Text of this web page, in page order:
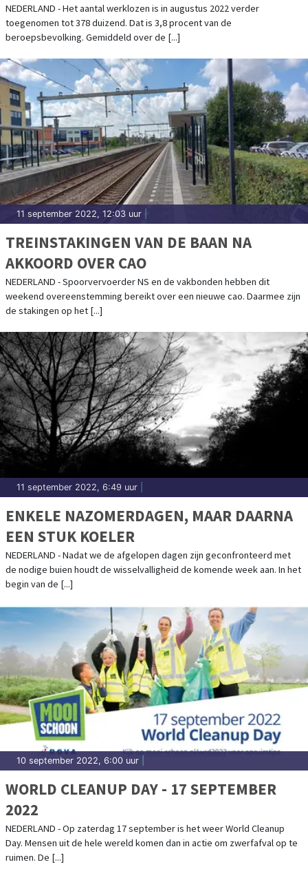
NEDERLAND - Het aantal werklozen is in augustus 2022 verder
toegenomen tot 378 duizend. Dat is 3,8 procent van de
beroepsbevolking. Gemiddeld over de [...]
11 september 2022, 12:03 uur
TREINSTAKINGEN VAN DE BAAN NA
AKKOORD OVER CAO
NEDERLAND - Spoorvervoerder NS en de vakbonden hebben dit
weekend overeenstemming bereikt over een nieuwe cao. Daarmee zijn
de stakingen op het [...]
11 september 2022, 6:49 uur
ENKELE NAZOMERDAGEN, MAAR DAARNA
EEN STUK KOELER
NEDERLAND - Nadat we de afgelopen dagen zijn geconfronteerd met
de nodige buien houdt de wisselvalligheid de komende week aan. In het
begin van de [...]
10 september 2022, 6:00 uur
WORLD CLEANUP DAY - 17 SEPTEMBER
2022
NEDERLAND - Op zaterdag 17 september is het weer World Cleanup
Day. Mensen uit de hele wereld komen dan in actie om zwerfafval op te
ruimen. De [...]